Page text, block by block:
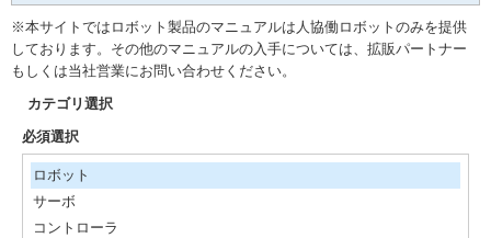
※本サイトではロボット製品のマニュアルは人協働ロボットのみを提供
しております。その他のマニュアルの入手については、拡販パートナー
もしくは当社営業にお問い合わせください。
カテゴリ選択
必須選択
ロボット
サーボ
コントローラ